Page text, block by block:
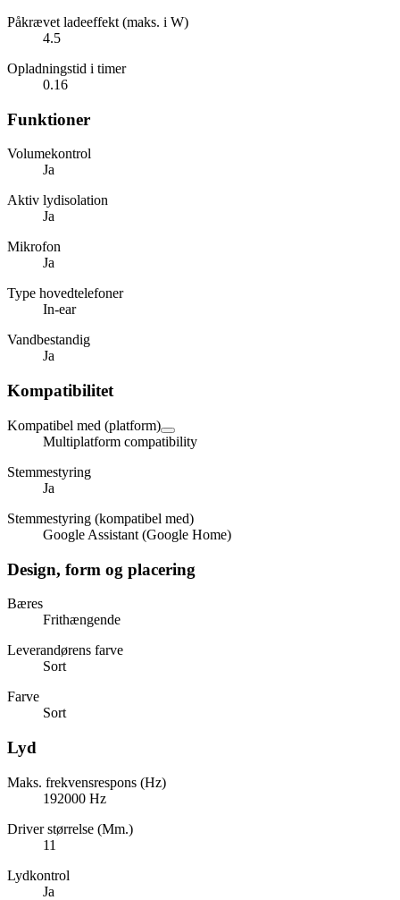
Påkrævet ladeeffekt (maks. i W)
4.5
Opladningstid i timer
0.16
Funktioner
Volumekontrol
Ja
Aktiv lydisolation
Ja
Mikrofon
Ja
Type hovedtelefoner
In-ear
Vandbestandig
Ja
Kompatibilitet
Kompatibel med (platform)
Multiplatform compatibility
Stemmestyring
Ja
Stemmestyring (kompatibel med)
Google Assistant (Google Home)
Design, form og placering
Bæres
Frithængende
Leverandørens farve
Sort
Farve
Sort
Lyd
Maks. frekvensrespons (Hz)
192000 Hz
Driver størrelse (Mm.)
11
Lydkontrol
Ja